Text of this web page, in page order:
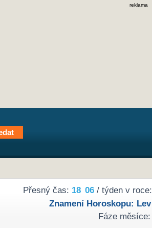
reklama
Přesný čas: 18 06/ týden v roce:
Znamení Horoskopu: Lev
Fáze měsíce: